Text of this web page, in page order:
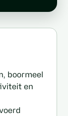
boormeel
en